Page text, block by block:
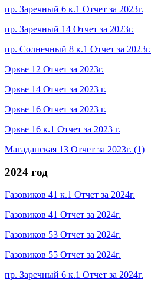
пр. Заречный 6 к.1 Отчет за 2023г.
пр. Заречный 14 Отчет за 2023г.
пр. Солнечный 8 к.1 Отчет за 2023г.
Эрвье 12 Отчет за 2023г.
Эрвье 14 Отчет за 2023 г.
Эрвье 16 Отчет за 2023 г.
Эрвье 16 к.1 Отчет за 2023 г.
Магаданская 13 Отчет за 2023г. (1)
2024 год
Газовиков 41 к.1 Отчет за 2024г.
Газовиков 41 Отчет за 2024г.
Газовиков 53 Отчет за 2024г.
Газовиков 55 Отчет за 2024г.
пр. Заречный 6 к.1 Отчет за 2024г.